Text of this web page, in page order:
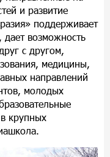
и развитие
поддерживает
возможность
с другом,
медицины,
направлений
молодых
крупных